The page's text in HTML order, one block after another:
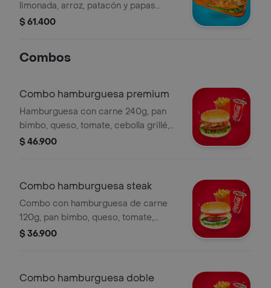
limonada, arroz, patacón y papas
fritas.
$ 61.400
Combos
Combo hamburguesa premium
Hamburguesa con carne 240g, pan
bimbo, queso, tomate, cebolla grillé,
papa a la francesa y bebida a
$ 46.900
Combo hamburguesa steak
Combo con hamburguesa de carne
120g, pan bimbo, queso, tomate,
cebolla grillé, lechuga, papas a la
$ 36.900
Combo hamburguesa doble